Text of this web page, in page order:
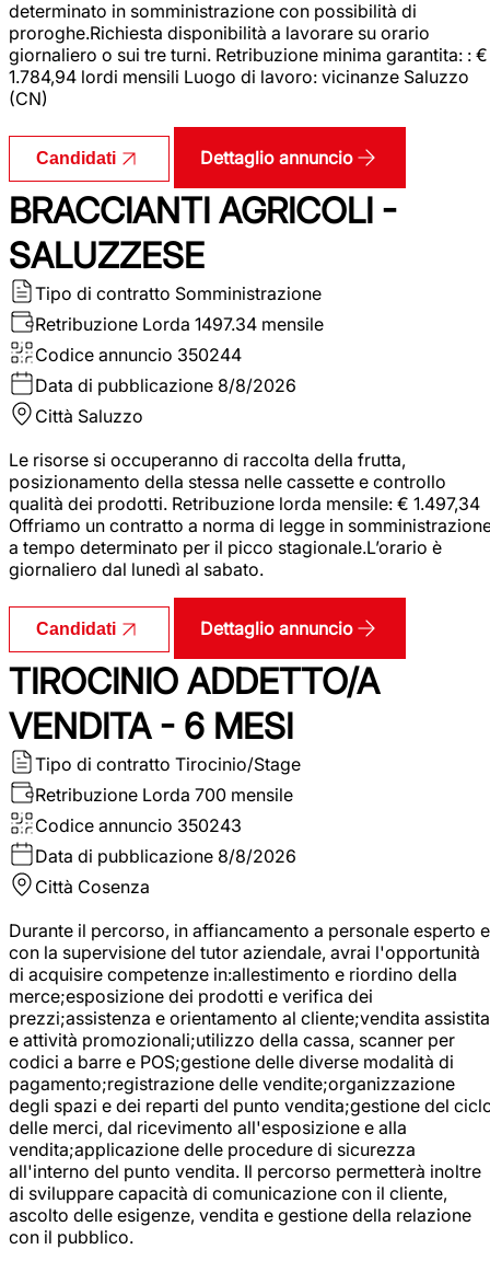
determinato in somministrazione con possibilità di
proroghe.Richiesta disponibilità a lavorare su orario
giornaliero o sui tre turni. Retribuzione minima garantita: : €
1.784,94 lordi mensili Luogo di lavoro: vicinanze Saluzzo
(CN)
Candidati Dettaglio annuncio
BRACCIANTI AGRICOLI -
SALUZZESE
Tipo di contratto Somministrazione
Retribuzione Lorda 1497.34 mensile
Codice annuncio 350244
Data di pubblicazione 8/8/2026
Città Saluzzo
Le risorse si occuperanno di raccolta della frutta,
posizionamento della stessa nelle cassette e controllo
qualità dei prodotti. Retribuzione lorda mensile: € 1.497,34
Offriamo un contratto a norma di legge in
a tempo determinato per il picco stagionale.L’orario è
giornaliero dal lunedì al sabato.
Candidati Dettaglio annuncio
TIROCINIO ADDETTO/A
VENDITA - 6 MESI
Tipo di contratto Tirocinio/Stage
Retribuzione Lorda 700 mensile
Codice annuncio 350243
Data di pubblicazione 8/8/2026
Città Cosenza
Durante il percorso, in affiancamento a personale esperto e
con la supervisione del tutor aziendale, avrai l'opportunità
di acquisire competenze in:allestimento e riordino della
merce;esposizione dei prodotti e verifica dei
prezzi;assistenza e orientamento al cliente;vendita assistita
e attività promozionali;utilizzo della cassa, scanner per
codici a barre e POS;gestione delle diverse modalità di
pagamento;registrazione delle vendite;organizzazione
degli spazi e dei reparti del punto vendita;gestione del
delle merci, dal ricevimento all'esposizione e alla
vendita;applicazione delle procedure di sicurezza
all'interno del punto vendita. Il percorso permetterà inoltre
di sviluppare capacità di comunicazione con il cliente,
ascolto delle esigenze, vendita e gestione della relazione
con il pubblico.